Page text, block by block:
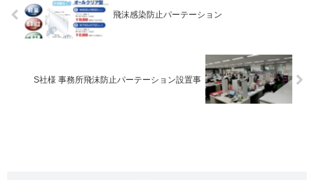
飛沫感染防止パーテーション
S社様 事務所飛沫防止パーテーション設置事